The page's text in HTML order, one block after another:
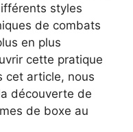
styles
de combats
en plus
cette pratique
cet article, nous
découverte de
de boxe au